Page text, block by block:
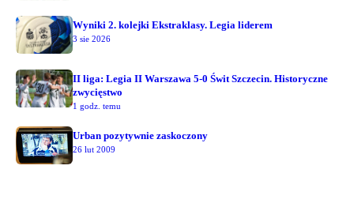
Wyniki 2. kolejki Ekstraklasy. Legia liderem
3 sie 2026
II liga: Legia II Warszawa 5-0 Świt Szczecin. Historyczne
zwycięstwo
1 godz. temu
Urban pozytywnie zaskoczony
26 lut 2009